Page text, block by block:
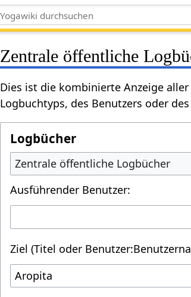
Zentrale öffentliche
Dies ist die kombinierte Anzeige
Logbuchtyps, des Benutzers oder
Logbücher
Zentrale öffentliche Logbücher
Ausführender Benutzer:
Ziel (Titel oder